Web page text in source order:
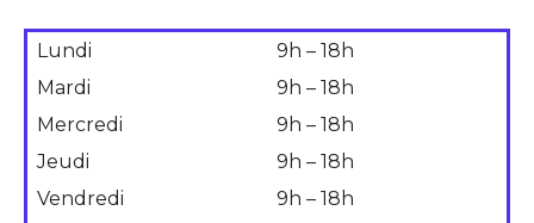
Lundi
9h – 18h
Mardi
9h – 18h
Mercredi
9h – 18h
Jeudi
9h – 18h
Vendredi
9h – 18h